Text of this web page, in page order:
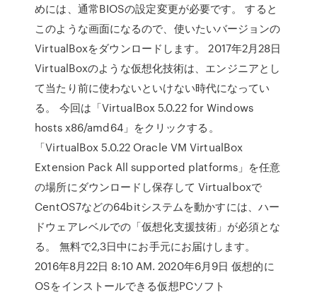
めには、通常BIOSの設定変更が必要です。 すると
このような画面になるので、使いたいバージョンの
VirtualBoxをダウンロードします。 2017年2月28日
VirtualBoxのような仮想化技術は、エンジニアとし
て当たり前に使わないといけない時代になってい
る。 今回は「VirtualBox 5.0.22 for Windows
hosts x86/amd64」をクリックする。
「VirtualBox 5.0.22 Oracle VM VirtualBox
Extension Pack All supported platforms」を任意
の場所にダウンロードし保存して Virtualboxで
CentOS7などの64bitシステムを動かすには、ハー
ドウェアレベルでの「仮想化支援技術」が必須とな
る。 無料で2,3日中にお手元にお届けします。
2016年8月22日 8:10 AM. 2020年6月9日 仮想的に
OSをインストールできる仮想PCソフト